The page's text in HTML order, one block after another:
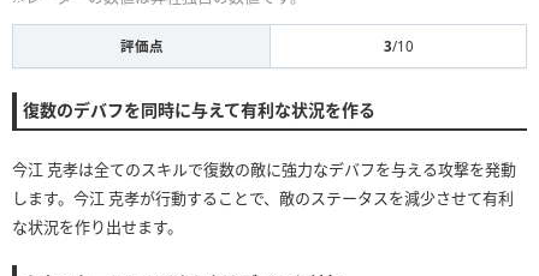
評価点 3/10
復数のデバフを同時に与えて有利な状況を作る
今江 克孝は全てのスキルで復数の敵に強力なデバフを与える攻撃を発動
します。今江 克孝が行動することで、敵のステータスを減少させて有利
な状況を作り出せます。